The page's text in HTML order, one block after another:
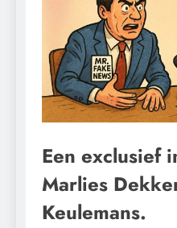
Een exclusief
Marlies
Keulemans.